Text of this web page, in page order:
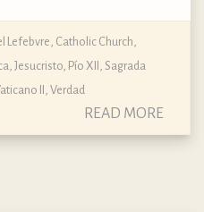
Lefebvre, Catholic Church,
, Jesucristo, Pío XII , Sagrada
II , Verdad
READ MORE